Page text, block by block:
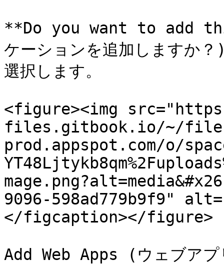
**Do you want to add
ケーションを追加します
選択します。
<figure><img
files.gitbook.io/~/
prod.appspot.com/o/
9096-598ad779b9f9"
</figcaption></figure>
Add Web Apps (ウェブア